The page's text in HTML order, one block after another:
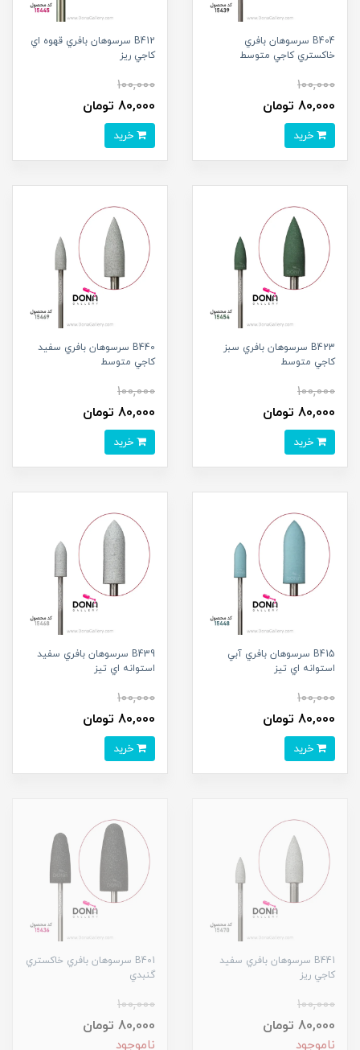
B404 سرسوهان بافري
خاکستري کاجي متوسط
100,000
80,000 تومان
B412 سرسوهان بافري قهوه اي
کاجي ريز
100,000
80,000 تومان
B423 سرسوهان بافري سبز
کاجي متوسط
100,000
80,000 تومان
B440 سرسوهان بافري سفيد
کاجي متوسط
100,000
80,000 تومان
B415 سرسوهان بافري آبي
استوانه اي تيز
100,000
80,000 تومان
B439 سرسوهان بافري سفيد
استوانه اي تيز
100,000
80,000 تومان
B441 سرسوهان بافري سفيد
کاجي ريز
100,000
80,000 تومان
ناموجود
B401 سرسوهان بافري خاکستري
گنبدي
100,000
80,000 تومان
ناموجود